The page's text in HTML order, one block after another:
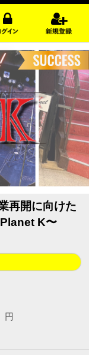
再開に向けた
K〜
円